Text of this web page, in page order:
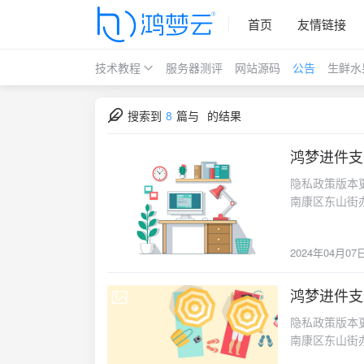
首页 友情链接
技术教程 服务器测评 网站源码 公告 生鲜水
搜索到 8 篇与 的结果
2024-04-07
鸿梦进件
隐私政策版本更新日期：2024年4月7日江西鸿川网络科技有限公司（注册地址：江西省赣州市南康区东山街办阳光康城11栋402号房，以下简称“我们”或“鸿梦”）系鸿梦旗下系列产品的运营者，我们非常重视保护用户（以下简称“您”）的个人信息和隐私。在您使用鸿梦产品/服务时，我们会收集、使用、保存、共享您的相关个人信息。为呈现您使用我们产品/服务及我们处理您个人信息的情况，我们特制定本《法律声明及隐私权政策》（以下简称“本政策”），我们承诺严格按照本政策处理您的个人信息。我们在此提醒您：本隐私政策适用于鸿梦旗下的所有产品及服务（以下简称“鸿梦系列产品/服务”），包括但不限于鸿梦官网及鸿梦云、鸿梦公众号、鸿梦小程序、鸿梦SaaS产品/服务页面及客户端、鸿梦智能硬件以及将鸿梦部分功能/服务作为第三方服务集成在鸿梦关联公司(见定义条款)和/或其他第三方智能硬件、软件或服务中。如我们关联公司(范围详见定义部分)的产品或服务中使用了鸿梦提供的产品或服务但未设独立的使用条款及隐私权政策的，则本政策同样适用于该部分产品或服务。在您使用鸿梦系列产品/服务前，请您务必认真阅读本政策，充分理解各条款内容，包括但不限于免除或限制我们责任的条款。您知晓并确认，当您勾选已阅读并同意本政策，即表示您同意我们按照本政策处理您的个人信息。如果您不同意本政策条款的约定，您应停止使用鸿梦产品的相关服务，这将不影响您使用鸿梦产品的基础服务。本政策将帮助您了解以下内容：一、定义二、一般使用限制三、我们如何收集和使用您的个人信息四、我们如何使用 Cookie 和同类技术五、我们如何保存您的个人信息六、我们如何共享、转让、公开披露您的个人信息七、我们如何保护您的个人信息八、您如何管理您的个人信息九、我们如何处理未成年人的个人信息十、本政策如何更新十一、如何联系我们一、定义1、鸿梦：指研发并提供鸿梦产品和服务的江西鸿川网络科技有限公司及现在或未来设立的相关关联公司的单称或合称。2、鸿梦系列产品/服务：是指由鸿梦开发和服务的 鸿梦SaaS系列产品/服务等，帮助客户在新零售时代提高运营效率和盈利能力。3、商户/用户：指注册鸿梦系列产品/服务账号或使用鸿梦系列产品/服务的自然人、法人或其他组织。4、个人信息：指以电子或者其他方式记录的能够单独或者与其他信息结合识别特定自然人身份或者反映特定自然人活动情况的各种信息。5、个人敏感信息：指一旦泄露、非法提供或滥用可能危害人身和财产安全，极易导致个人名誉、身心健康受到损害或歧视性待遇等的个人信息。在本隐私政策中还包括：网络行踪轨迹、精确定位信息、交易记录。6、个人信息删除：指在实现日常业务功能所涉及的系统中去除个人信息的行为，使其保持不可被检索、访问的状态。二、一般使用限制1、我们保留对鸿梦系列产品/服务信息的所有权利、所有权和利益，这些信息属于我们的版权作品。我们授予您非排他性、不可转让的有限个人许可，允许您仅在您的个人电脑或移动设备上使用和展示我们的信息，且只能用于您与我们的互动之目的。除非本政策中另有规定，否则您无权以任何方式对我们的任何信息进行拷贝、下载、展示、执行、复制、分发、修改、编辑、更改或强化。如果您违反这些条款中的任何一条，此有限许可将自动终止，恕不另行通知。许可终止之后，您必须立即删除和销毁下载及打印的所有信息。您对我们的任何信息均没有任何权利、所有权或利益（并且不拥有版权、商标或其他知识产权）。2、您同意，未经我
2024年04月07
2024-04-07
鸿梦进件
隐私政策版本更新日期：2024年4月7日江西鸿川网络科技有限公司（注册地址：江西省赣州市南康区东山街办阳光康城11栋402号房，以下简称“我们”或“鸿梦”）系鸿梦旗下系列产品的运营者，我们非常重视保护用户（以下简称“您”）的个人信息和隐私。在您使用鸿梦产品/服务时，我们会收集、使用、保存、共享您的相关个人信息。为呈现您使用我们产品/服务及我们处理您个人信息的情况，我们特制定本《法律声明及隐私权政策》（以下简称“本政策”），我们承诺严格按照本政策处理您的个人信息。我们在此提醒您：本隐私政策适用于鸿梦旗下的所有产品及服务（以下简称“鸿梦系列产品/服务”），包括但不限于鸿梦官网及鸿梦云、鸿梦公众号、鸿梦小程序、鸿梦SaaS产品/服务页面及客户端、鸿梦智能硬件以及将鸿梦部分功能/服务作为第三方服务集成在鸿梦关联公司(见定义条款)和/或其他第三方智能硬件、软件或服务中。如我们关联公司(范围详见定义部分)的产品或服务中使用了鸿梦提供的产品或服务但未设独立的使用条款及隐私权政策的，则本政策同样适用于该部分产品或服务。在您使用鸿梦系列产品/服务前，请您务必认真阅读本政策，充分理解各条款内容，包括但不限于免除或限制我们责任的条款。您知晓并确认，当您勾选已阅读并同意本政策，即表示您同意我们按照本政策处理您的个人信息。如果您不同意本政策条款的约定，您应停止使用鸿梦产品的相关服务，这将不影响您使用鸿梦产品的基础服务。本政策将帮助您了解以下内容：一、定义二、一般使用限制三、我们如何收集和使用您的个人信息四、我们如何使用 Cookie 和同类技术五、我们如何保存您的个人信息六、我们如何共享、转让、公开披露您的个人信息七、我们如何保护您的个人信息八、您如何管理您的个人信息九、我们如何处理未成年人的个人信息十、本政策如何更新十一、如何联系我们一、定义1、鸿梦：指研发并提供鸿梦产品和服务的江西鸿川网络科技有限公司及现在或未来设立的相关关联公司的单称或合称。2、鸿梦系列产品/服务：是指由鸿梦开发和服务的 鸿梦SaaS系列产品/服务等，帮助客户在新零售时代提高运营效率和盈利能力。3、商户/用户：指注册鸿梦系列产品/服务账号或使用鸿梦系列产品/服务的自然人、法人或其他组织。4、个人信息：指以电子或者其他方式记录的能够单独或者与其他信息结合识别特定自然人身份或者反映特定自然人活动情况的各种信息。5、个人敏感信息：指一旦泄露、非法提供或滥用可能危害人身和财产安全，极易导致个人名誉、身心健康受到损害或歧视性待遇等的个人信息。在本隐私政策中还包括：网络行踪轨迹、精确定位信息、交易记录。6、个人信息删除：指在实现日常业务功能所涉及的系统中去除个人信息的行为，使其保持不可被检索、访问的状态。二、一般使用限制1、我们保留对鸿梦系列产品/服务信息的所有权利、所有权和利益，这些信息属于我们的版权作品。我们授予您非排他性、不可转让的有限个人许可，允许您仅在您的个人电脑或移动设备上使用和展示我们的信息，且只能用于您与我们的互动之目的。除非本政策中另有规定，否则您无权以任何方式对我们的任何信息进行拷贝、下载、展示、执行、复制、分发、修改、编辑、更改或强化。如果您违反这些条款中的任何一条，此有限许可将自动终止，恕不另行通知。许可终止之后，您必须立即删除和销毁下载及打印的所有信息。您对我们的任何信息均没有任何权利、所有权或利益（并且不拥有版权、商标或其他知识产权）。2、您同意，未经我